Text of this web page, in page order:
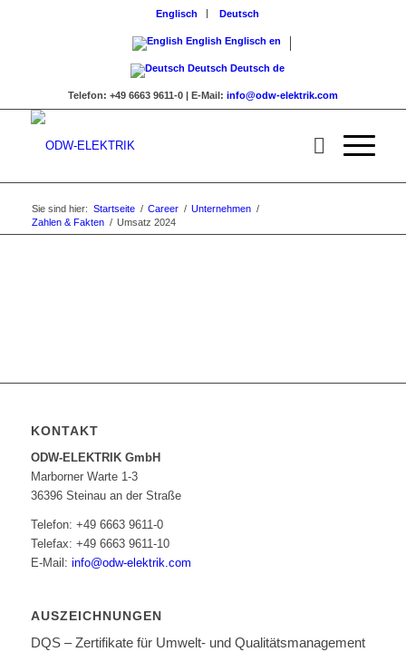
Englisch Deutsch
English Englisch en
Deutsch Deutsch de
Telefon: +49 6663 9611-0 | E-Mail: info@odw-elektrik.com
Sie sind hier: Startseite / Career / Unternehmen /
Zahlen & Fakten / Umsatz 2024
KONTAKT
ODW-ELEKTRIK GmbH
Marborner Warte 1-3
36396 Steinau an der Straße
Telefon: +49 6663 9611-0
Telefax: +49 6663 9611-10
E-Mail: info@odw-elektrik.com
AUSZEICHNUNGEN
DQS – Zertifikate für Umwelt- und Qualitätsmanagement